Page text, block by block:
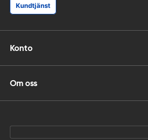
Kundtjänst
Konto
Om oss